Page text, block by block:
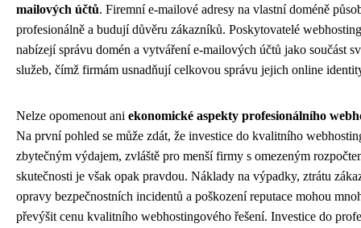
mailových účtů. Firemní e-mailové adresy na vlastní doméně
profesionálně a budují důvěru zákazníků. Poskytovatelé
nabízejí správu domén a vytváření e-mailových účtů jako součást
služeb, čímž firmám usnadňují celkovou správu jejich online
Nelze opomenout ani ekonomické aspekty profesionálního
Na první pohled se může zdát, že investice do kvalitního
zbytečným výdajem, zvláště pro menší firmy s omezeným
skutečnosti je však opak pravdou. Náklady na výpadky, ztrátu
opravy bezpečnostních incidentů a poškození reputace mohou
převýšit cenu kvalitního webhostingového řešení. Investice do